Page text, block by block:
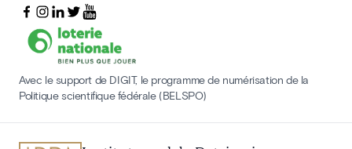
Avec le support de DIGIT, le programme de numérisation de la
Politique scientifique fédérale (BELSPO)